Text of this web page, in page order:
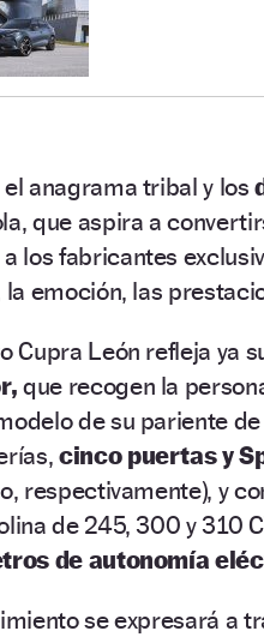
el anagrama tribal y los
que aspira a
a los fabricantes
la emoción, las
Cupra León refleja ya
que recogen la
de su pariente
cinco puertas y
respectivamente), y
de 245, 300 y 310
de autonomía
se expresará a